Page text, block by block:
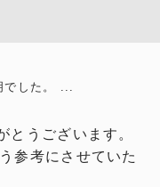
でした。 ...
とうございます。
参考にさせていた